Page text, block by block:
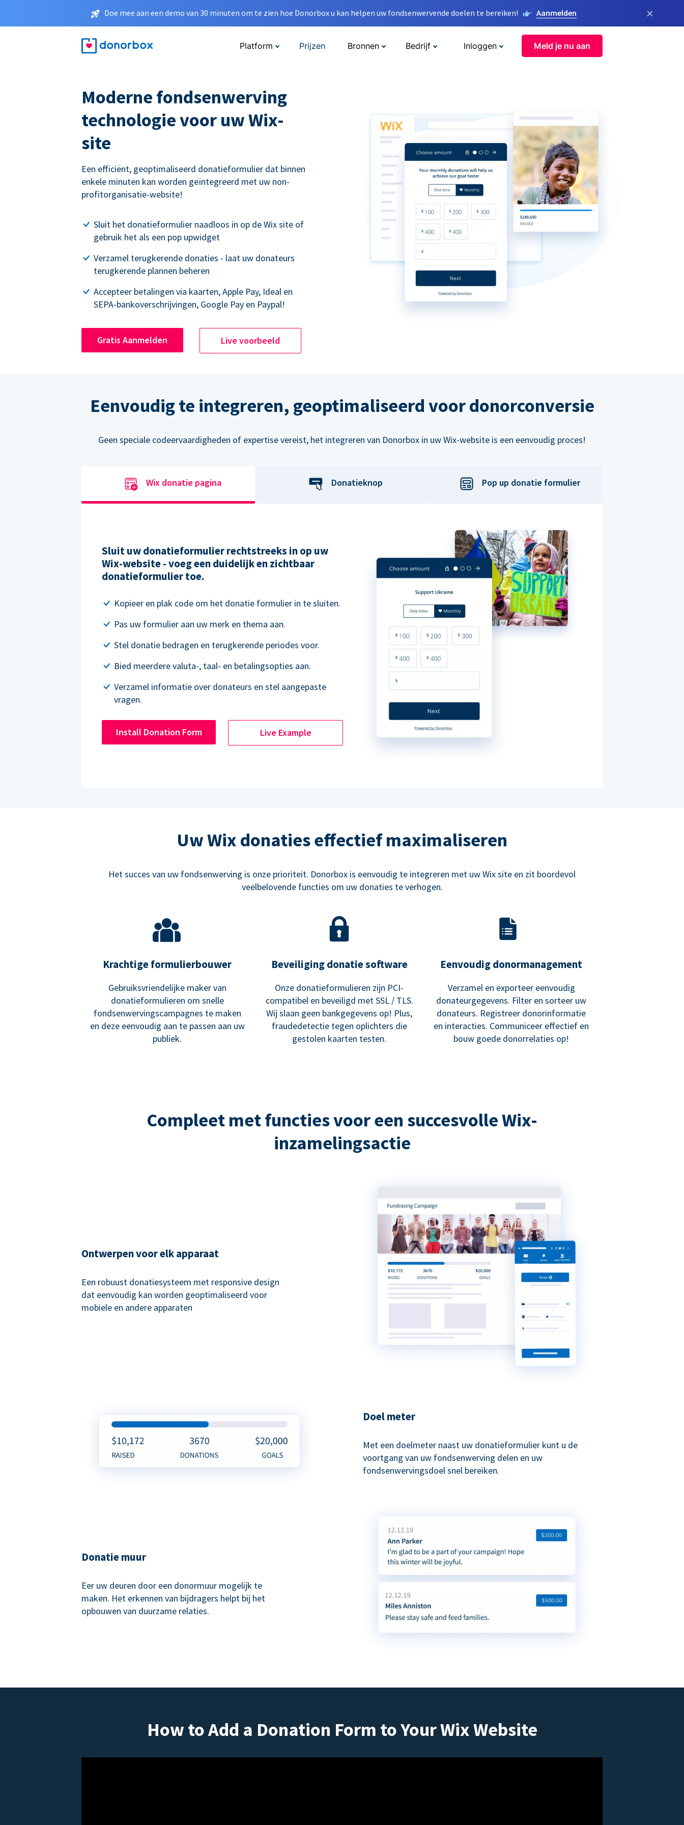
Doe mee aan een demo van 30 minuten om te zien hoe Donorbox u kan helpen uw fondsenwervende doelen te bereiken! Aanmelden ×
Platform Prijzen Bronnen Bedrijf Inloggen Meld je nu aan
Moderne fondsenwerving
technologie voor uw Wix-
site
Een efficiënt, geoptimaliseerd donatieformulier dat binnen
enkele minuten kan worden geïntegreerd met uw non-
profitorganisatie-website!
Sluit het donatieformulier naadloos in op de Wix site of
gebruik het als een pop upwidget
Verzamel terugkerende donaties - laat uw donateurs
terugkerende plannen beheren
Accepteer betalingen via kaarten, Apple Pay, Ideal en
SEPA-bankoverschrijvingen, Google Pay en Paypal!
Gratis Aanmelden Live voorbeeld
Eenvoudig te integreren, geoptimaliseerd voor donorconversie
Geen speciale codeervaardigheden of expertise vereist, het integreren van Donorbox in uw Wix-website is een eenvoudig proces!
Wix donatie pagina Donatieknop Pop up donatie formulier
Sluit uw donatieformulier rechtstreeks in op uw
Wix-website - voeg een duidelijk en zichtbaar
donatieformulier toe.
Kopieer en plak code om het donatie formulier in te sluiten.
Pas uw formulier aan uw merk en thema aan.
Stel donatie bedragen en terugkerende periodes voor.
Bied meerdere valuta-, taal- en betalingsopties aan.
Verzamel informatie over donateurs en stel aangepaste
vragen.
Install Donation Form Live Example
Uw Wix donaties effectief maximaliseren
Het succes van uw fondsenwerving is onze prioriteit. Donorbox is eenvoudig te integreren met uw Wix site en zit boordevol
veelbelovende functies om uw donaties te verhogen.
Krachtige formulierbouwer
Gebruiksvriendelijke maker van
donatieformulieren om snelle
fondsenwervingscampagnes te maken
en deze eenvoudig aan te passen aan uw
publiek.
Beveiliging donatie software
Onze donatieformulieren zijn PCI-
compatibel en beveiligd met SSL / TLS.
Wij slaan geen bankgegevens op! Plus,
fraudedetectie tegen oplichters die
gestolen kaarten testen.
Eenvoudig donormanagement
Verzamel en exporteer eenvoudig
donateurgegevens. Filter en sorteer uw
donateurs. Registreer donorinformatie
en interacties. Communiceer effectief en
bouw goede donorrelaties op!
Compleet met functies voor een succesvolle Wix-
inzamelingsactie
Ontwerpen voor elk apparaat
Een robuust donatiesysteem met responsive design
dat eenvoudig kan worden geoptimaliseerd voor
mobiele en andere apparaten
Doel meter
Met een doelmeter naast uw donatieformulier kunt u de
voortgang van uw fondsenwerving delen en uw
fondsenwervingsdoel snel bereiken.
Donatie muur
Eer uw deuren door een donormuur mogelijk te
maken. Het erkennen van bijdragers helpt bij het
opbouwen van duurzame relaties.
How to Add a Donation Form to Your Wix Website